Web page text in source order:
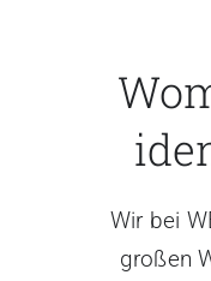
Wir bei
großen